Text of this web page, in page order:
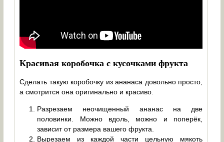
Красивая коробочка с кусочками фрукта
Сделать такую коробочку из ананаса довольно просто,
а смотрится она оригинально и красиво.
Разрезаем неочищенный ананас на две
половинки. Можно вдоль, можно и поперёк,
зависит от размера вашего фрукта.
Вырезаем из каждой части цельную мякоть